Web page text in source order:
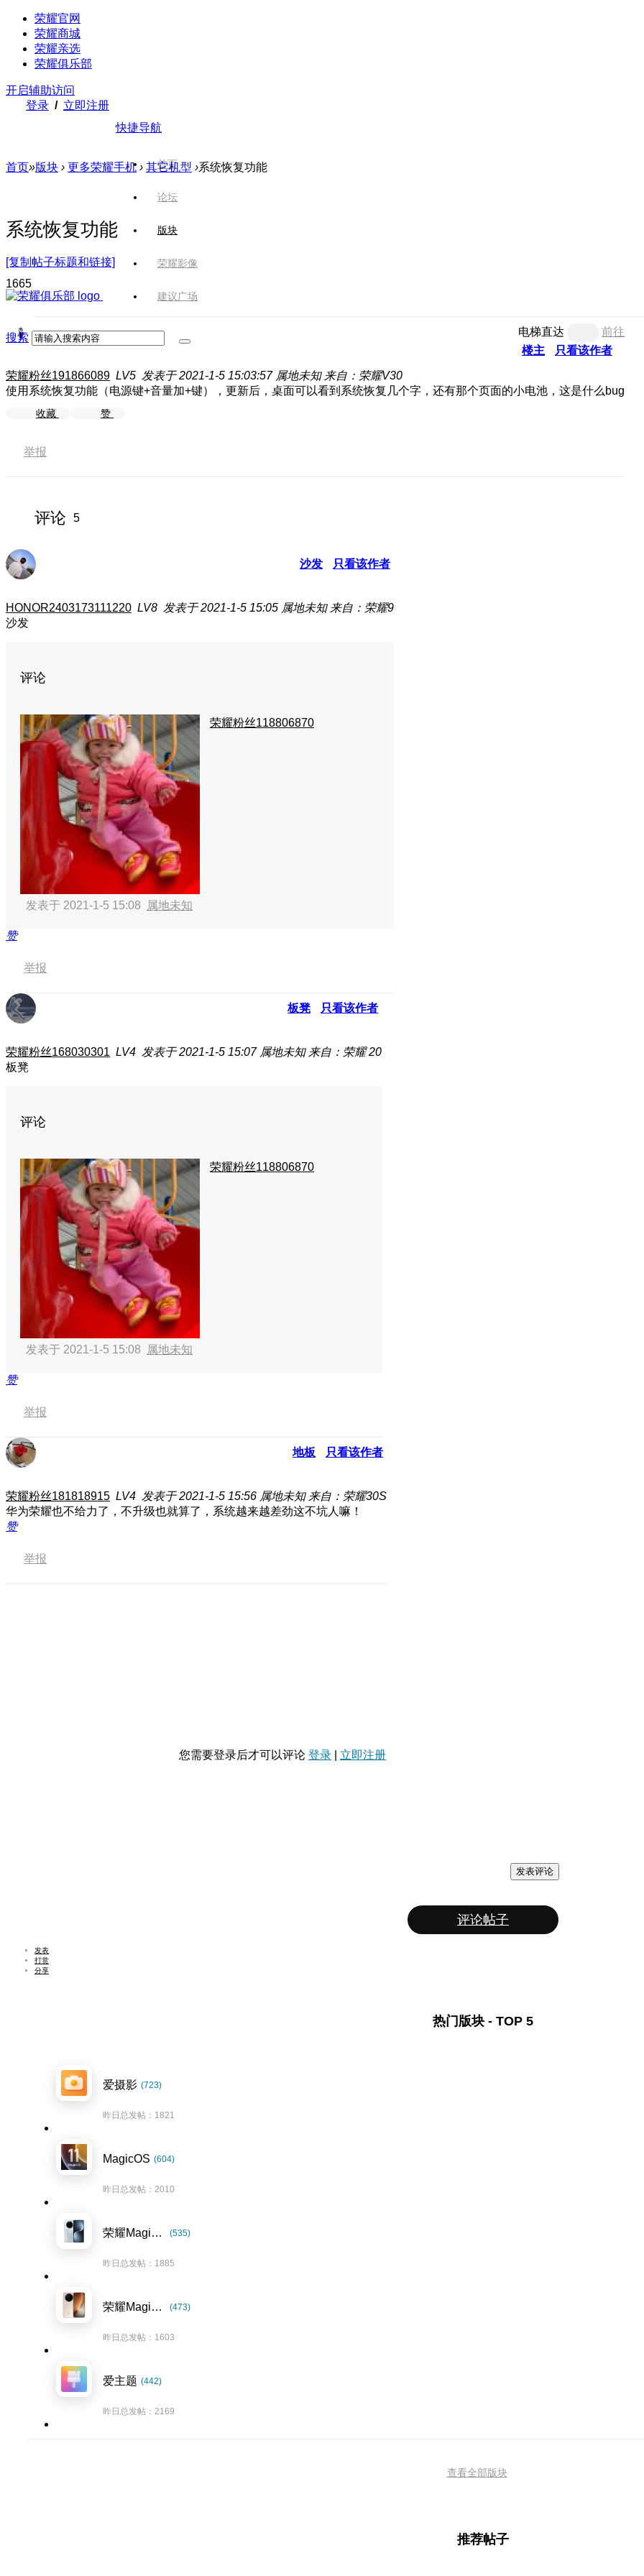
荣耀官网
荣耀商城
荣耀亲选
荣耀俱乐部
开启辅助访问
登录 / 立即注册
快捷导航
首页
论坛
版块
荣耀影像
建议广场
搜索
首页»版块 › 更多荣耀手机 › 其它机型 ›系统恢复功能
系统恢复功能
[复制帖子标题和链接]
1665
电梯直达
前往
楼主
只看该作者
荣耀粉丝191866089 LV5 发表于 2021-1-5 15:03:57 属地未知 来自：荣耀V30
使用系统恢复功能（电源键+音量加+键），更新后，桌面可以看到系统恢复几个字，还有那个页面的小电池，这是什么bug
收藏 赞
举报
评论 5
沙发 只看该作者
HONOR2403173111220 LV8 发表于 2021-1-5 15:05 属地未知 来自：荣耀9
沙发
评论
荣耀粉丝118806870
发表于 2021-1-5 15:08 属地未知
赞
举报
板凳 只看该作者
荣耀粉丝168030301 LV4 发表于 2021-1-5 15:07 属地未知 来自：荣耀 20
板凳
评论
荣耀粉丝118806870
发表于 2021-1-5 15:08 属地未知
赞
举报
地板 只看该作者
荣耀粉丝181818915 LV4 发表于 2021-1-5 15:56 属地未知 来自：荣耀30S
华为荣耀也不给力了，不升级也就算了，系统越来越差劲这不坑人嘛！
赞
举报
您需要登录后才可以评论 登录 立即注册
发表评论
评论帖子
发表
打赏
分享
热门版块 - TOP 5
爱摄影 (723)
昨日总发帖：1821
MagicOS (604)
昨日总发帖：2010
荣耀Magic7系列 (535)
昨日总发帖：1885
荣耀Magic8系列 (473)
昨日总发帖：1603
爱主题 (442)
昨日总发帖：2169
查看全部版块
推荐帖子